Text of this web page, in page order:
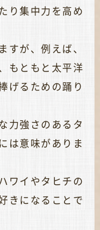
り集中力を高め
すが、例えば、
もともと太平洋
げるための踊り
力強さのあるタ
は意味がありま
ワイやタヒチの
きになることで